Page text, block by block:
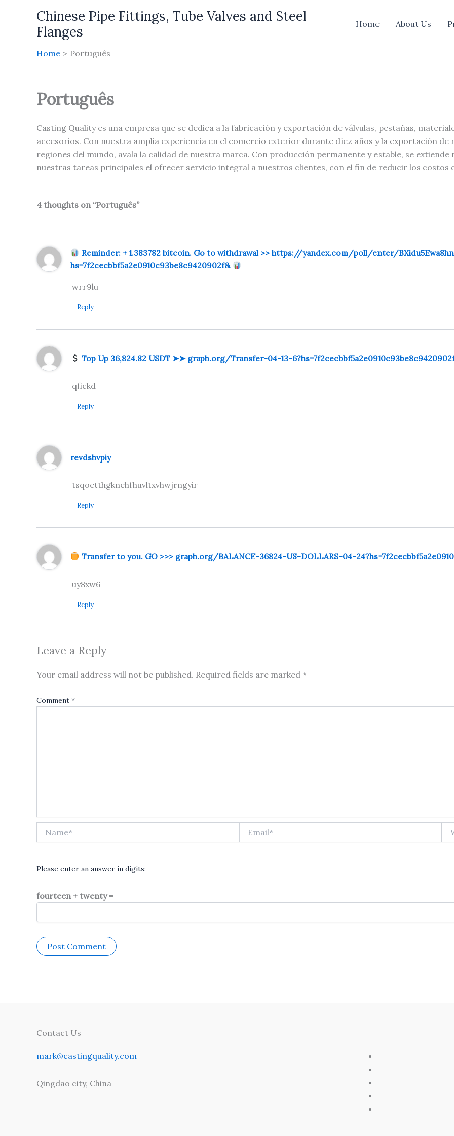
Chinese Pipe Fittings, Tube Valves and Steel
Flanges
Home About Us
Home Português
Português
Casting Quality es una empresa que se dedica a la fabricación y exportación de válvulas, pestañas,
accesorios. Con nuestra amplia experiencia en el comercio exterior durante díez años y la exportación de
regiones del mundo, avala la calidad de nuestra marca. Con producción permanente y estable, se
nuestras tareas principales el ofrecer servicio integral a nuestros clientes, con el fin de reducir los costos
4 thoughts on “Português”
Reminder: + 1.383782 bitcoin. Go to withdrawal >> https://yandex.com/poll/enter/
hs=7f2cecbbf5a2e0910c93be8c9420902f&
wrr9lu
Reply
Top Up 36,824.82 USDT ➤➤ graph.org/Transfer-04-13-
qfickd
Reply
revdshvpiy
tsqoetthgknehfhuvltxvhwjrngyir
Reply
Transfer to you. GO >>> graph.org/BALANCE-36824-US-DOLLARS-04-
uy8xw6
Reply
Leave a Reply
Your email address will not be published. Required fields are marked *
Comment *
Please enter an answer in digits:
fourteen + twenty =
Contact Us
mark@castingquality.com
Qingdao city, China